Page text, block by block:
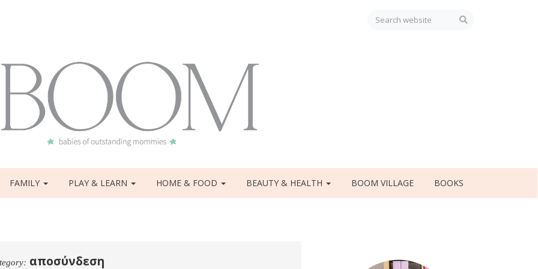
FAMILY PLAY & LEARN HOME & FOOD BEAUTY & HEALTH BOOM VILLAGE BOOKS
αποσύνδεση